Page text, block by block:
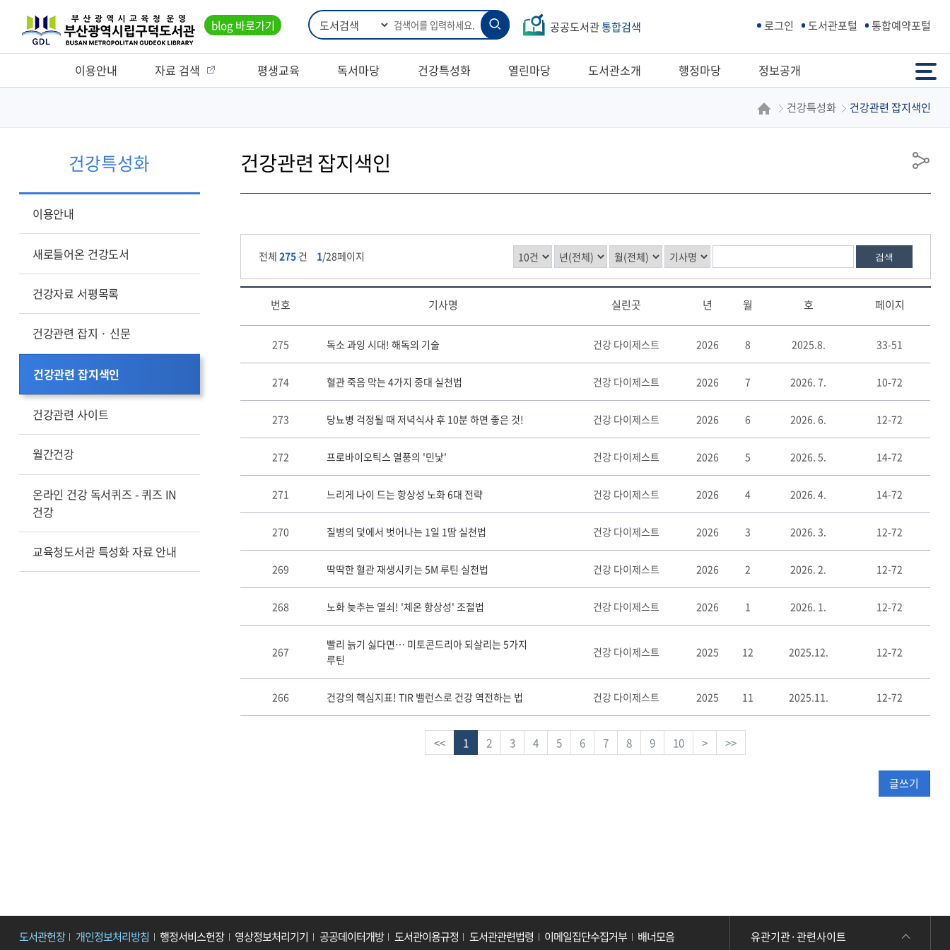
blog 바로가기 공공도서관통합검색
통
합
검
검
색
로그인 도서관포털 통합예약포털
이용안내 자료 검색 평생교육 독서마당 건강특성화 열린마당 도서관소개 행정마당 정보공개
전체메뉴
건강특성화
이용안내
새로들어온 건강도서
건강자료 서평목록
건강관련 잡지 · 신문
건강관련 잡지색인
건강관련 사이트
월간건강
온라인 건강 독서퀴즈 - 퀴즈 IN
건강
교육청도서관 특성화 자료 안내
건강관련 잡지색인
건강특성화 건강관련 잡지색인
공
전체275 건 1/28페이지 검색
관
인
시
테
번호 기사명 실린곳 년 월 호 페이지
275 독소 과잉 시대! 해독의 기술 건강 다이제스트 2026 8 2025.8. 33-51
274 혈관 죽음 막는 4가지 중대 실천법 건강 다이제스트 2026 7 2026. 7. 10-72
273 당뇨병 걱정될 때 저녁식사 후 10분 하면 좋은 것! 건강 다이제스트 2026 6 2026. 6. 12-72
272 프로바이오틱스 열풍의 '민낯' 건강 다이제스트 2026 5 2026. 5. 14-72
271 느리게 나이 드는 항상성 노화 6대 전략 건강 다이제스트 2026 4 2026. 4. 14-72
270 질병의 덫에서 벗어나는 1일 1땀 실천법 건강 다이제스트 2026 3 2026. 3. 12-72
269 딱딱한 혈관 재생시키는 5M 루틴 실천법 건강 다이제스트 2026 2 2026. 2. 12-72
268 노화 늦추는 열쇠! '체온 항상성' 조절법 건강 다이제스트 2026 1 2026. 1. 12-72
267
빨리 늙기 싫다면… 미토콘드리아 되살리는 5가지
루틴
건강 다이제스트 2025 12 2025.12. 12-72
266 건강의 핵심지표! TIR 밸런스로 건강 역전하는 법 건강 다이제스트 2025 11 2025.11. 12-72
<< 1 2 3 4 5 6 7 8 9 10 > >>
글쓰기
유관기관·관련사이트
도서관헌장 개인정보처리방침 행정서비스헌장 영상정보처리기기 공공데이터개방 도서관이용규정 도서관관련법령 이메일집단수집거부 배너모음